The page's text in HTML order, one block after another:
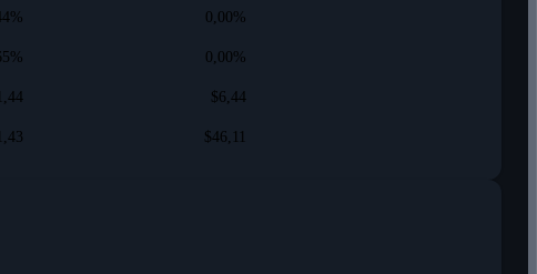
0,00%
0,00%
$6,44
$46,11